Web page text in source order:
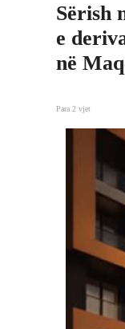
Sërish
e
në
Para 2 vjet